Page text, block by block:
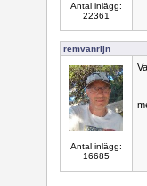
Antal inlägg:
22361
remvanrijn
Antal inlägg:
16685